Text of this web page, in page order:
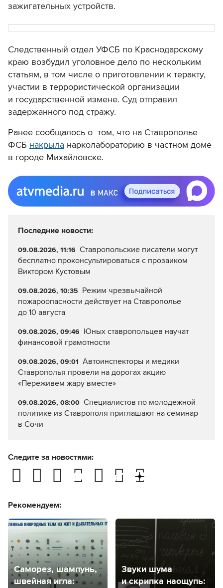
зажигательных устройств.
Следственный отдел УФСБ по Краснодарскому
краю возбудил уголовное дело по нескольким
статьям, в том числе о приготовлении к теракту,
участии в террористической организации
и государственной измене. Суд отправил
задержанного под стражу.
Ранее сообщалось о том, что на Ставрополье
ФСБ накрыла нарколабораторию в частном доме
в городе Михайловске.
Последние новости:
09.08.2026, 11:16 Ставропольские писатели могут
бесплатно проконсультироваться с прозаиком
Виктором Кустовым
09.08.2026, 10:35 Режим чрезвычайной
пожароопасности действует на Ставрополье
до 10 августа
09.08.2026, 09:46 Юных ставропольцев научат
финансовой грамотности
09.08.2026, 09:01 Автоинспекторы и медики
Ставрополья провели на дорогах акцию
«Переживем жару вместе»
09.08.2026, 08:00 Специалистов по молодежной
политике из Ставрополя приглашают на семинар
в Сочи
Следите за новостями:
Рекомендуем:
Саморез, шампунь,
швейная игла:
Звуки шума
и скрипка наощупь: